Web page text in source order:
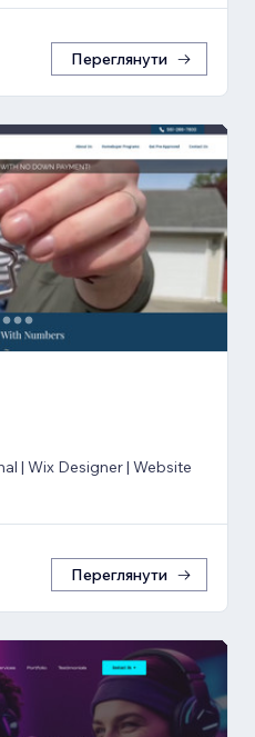
Переглянути
| Wix Designer | Website
Переглянути